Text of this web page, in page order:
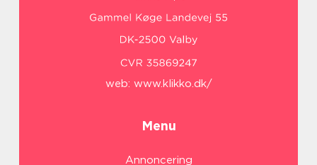
web: www.klikko.dk/
Menu
Annoncering